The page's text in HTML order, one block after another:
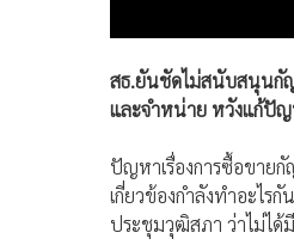
สธ.ยันชัดไม่สนับสนุนกัญ
และจำหน่าย หวังแก้ปั
ปัญหาเรื่องการซื้อขาย
เกี่ยวข้องกำลังทำอะไ
ประชุมวุฒิสภา ว่าไม่ได้